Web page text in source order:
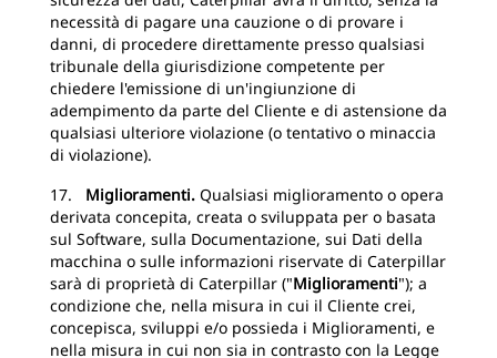
necessità di pagare una cauzione o di provare i
danni, di procedere direttamente presso qualsiasi
tribunale della giurisdizione competente per
chiedere l'emissione di un'ingiunzione di
adempimento da parte del Cliente e di astensione da
qualsiasi ulteriore violazione (o tentativo o minaccia
di violazione).
17. Miglioramenti. Qualsiasi miglioramento o opera
derivata concepita, creata o sviluppata per o basata
sul Software, sulla Documentazione, sui Dati della
macchina o sulle informazioni riservate di Caterpillar
sarà di proprietà di Caterpillar ("Miglioramenti"); a
condizione che, nella misura in cui il Cliente crei,
concepisca, sviluppi e/o possieda i Miglioramenti, e
nella misura in cui non sia in contrasto con la Legge